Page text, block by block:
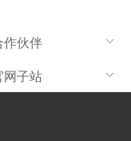
作伙伴
网子站